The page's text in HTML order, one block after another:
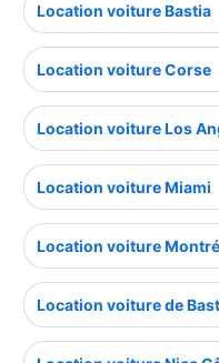
Location voiture Bastia
Location voiture Corse
Location voiture Los
Location voiture Miami
Location voiture
Location voiture de